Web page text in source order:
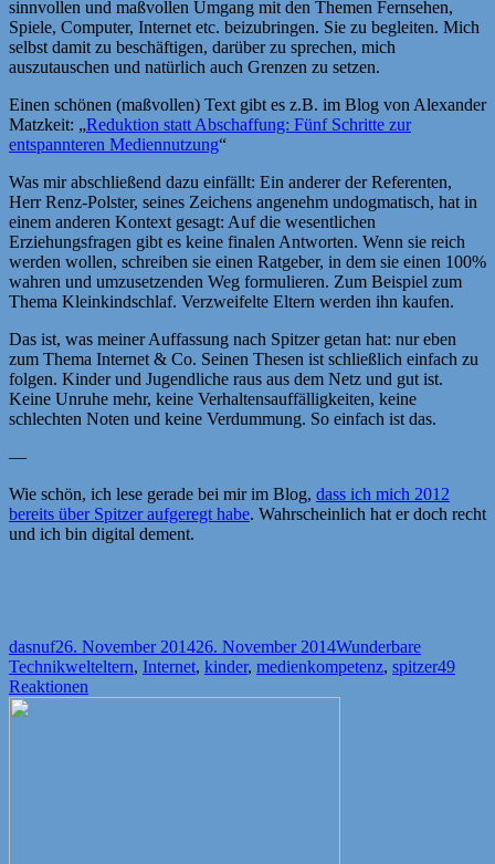
sinnvollen und maßvollen Umgang mit den Themen Fernsehen,
Spiele, Computer, Internet etc. beizubringen. Sie zu begleiten. Mich
selbst damit zu beschäftigen, darüber zu sprechen, mich
auszutauschen und natürlich auch Grenzen zu setzen.
Einen schönen (maßvollen) Text gibt es z.B. im Blog von Alexander
Matzkeit: „Reduktion statt Abschaffung: Fünf Schritte zur
entspannteren Mediennutzung“
Was mir abschließend dazu einfällt: Ein anderer der Referenten,
Herr Renz-Polster, seines Zeichens angenehm undogmatisch, hat in
einem anderen Kontext gesagt: Auf die wesentlichen
Erziehungsfragen gibt es keine finalen Antworten. Wenn sie reich
werden wollen, schreiben sie einen Ratgeber, in dem sie einen 100%
wahren und umzusetzenden Weg formulieren. Zum Beispiel zum
Thema Kleinkindschlaf. Verzweifelte Eltern werden ihn kaufen.
Das ist, was meiner Auffassung nach Spitzer getan hat: nur eben
zum Thema Internet & Co. Seinen Thesen ist schließlich einfach zu
folgen. Kinder und Jugendliche raus aus dem Netz und gut ist.
Keine Unruhe mehr, keine Verhaltensauffälligkeiten, keine
schlechten Noten und keine Verdummung. So einfach ist das.
—
Wie schön, ich lese gerade bei mir im Blog, dass ich mich 2012
bereits über Spitzer aufgeregt habe. Wahrscheinlich hat er doch recht
und ich bin digital dement.
Autor
dasnufVeröffentlicht
am
26. November 201426. November 2014Kategorien
Wunderbare
TechnikweltSchlagwörter
eltern, Internet, kinder, medienkompetenz, spitzer49
Reaktionen